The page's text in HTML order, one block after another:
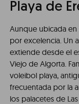
Playa de
Aunque ubicada en
por excelencia. Un
extiende desde el
Viejo de Algorta.
voleibol playa,
frecuentada por la
los palacetes de